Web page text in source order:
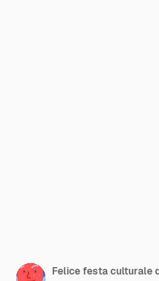
Felice festa culturale